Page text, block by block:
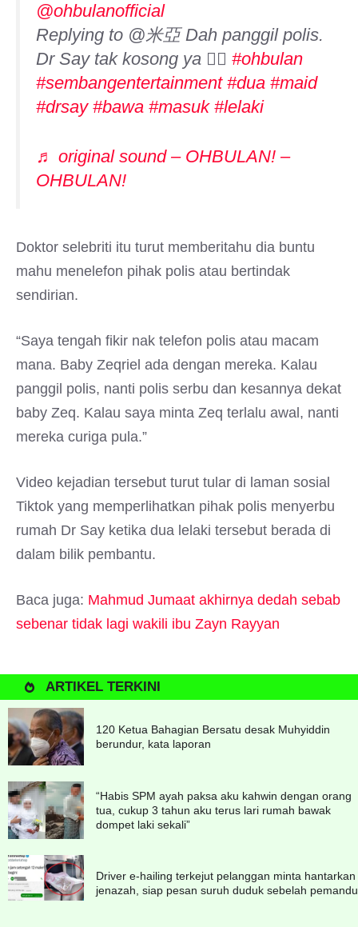
@ohbulanofficial
Replying to @米亞 Dah panggil polis.
Dr Say tak kosong ya ☝🏻 #ohbulan
#sembangentertainment #dua #maid
#drsay #bawa #masuk #lelaki
♬ original sound – OHBULAN! –
OHBULAN!
Doktor selebriti itu turut memberitahu dia buntu
mahu menelefon pihak polis atau bertindak
sendirian.
“Saya tengah fikir nak telefon polis atau macam
mana. Baby Zeqriel ada dengan mereka. Kalau
panggil polis, nanti polis serbu dan kesannya dekat
baby Zeq. Kalau saya minta Zeq terlalu awal, nanti
mereka curiga pula.”
Video kejadian tersebut turut tular di laman sosial
Tiktok yang memperlihatkan pihak polis menyerbu
rumah Dr Say ketika dua lelaki tersebut berada di
dalam bilik pembantu.
Baca juga: Mahmud Jumaat akhirnya dedah sebab
sebenar tidak lagi wakili ibu Zayn Rayyan
ARTIKEL TERKINI
120 Ketua Bahagian Bersatu desak Muhyiddin
berundur, kata laporan
“Habis SPM ayah paksa aku kahwin dengan orang
tua, cukup 3 tahun aku terus lari rumah bawak
dompet laki sekali”
Driver e-hailing terkejut pelanggan minta hantarkan
jenazah, siap pesan suruh duduk sebelah pemandu